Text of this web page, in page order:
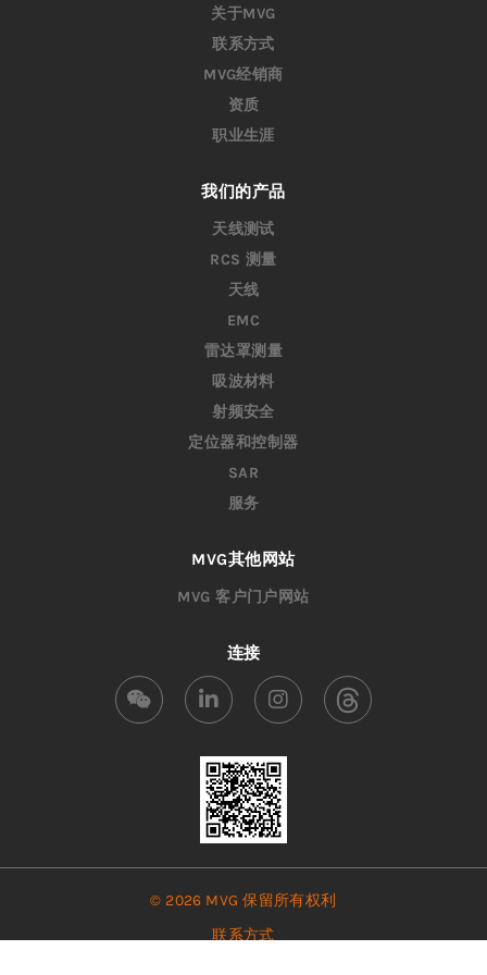
关于MVG
联系方式
MVG经销商
资质
职业生涯
我们的产品
天线测试
RCS 测量
天线
EMC
雷达罩测量
吸波材料
射频安全
定位器和控制器
SAR
服务
MVG其他网站
MVG 客户门户网站
连接
© 2026 MVG 保留所有权利
联系方式